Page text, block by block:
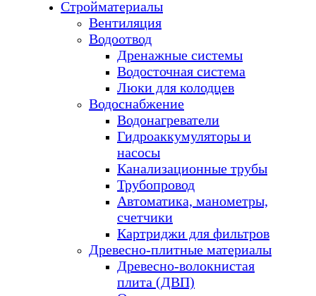
Стройматериалы
Вентиляция
Водоотвод
Дренажные системы
Водосточная система
Люки для колодцев
Водоснабжение
Водонагреватели
Гидроаккумуляторы и
насосы
Канализационные трубы
Трубопровод
Автоматика, манометры,
счетчики
Картриджи для фильтров
Древесно-плитные материалы
Древесно-волокнистая
плита (ДВП)